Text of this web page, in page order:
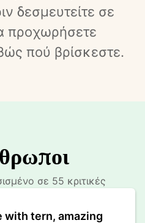
δεσμευτείτε σε
προχωρήσετε
πού βρίσκεστε.
σε 55 κριτικές
with tern, amazing